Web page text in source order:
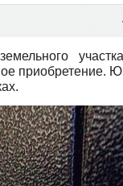
приобретение.